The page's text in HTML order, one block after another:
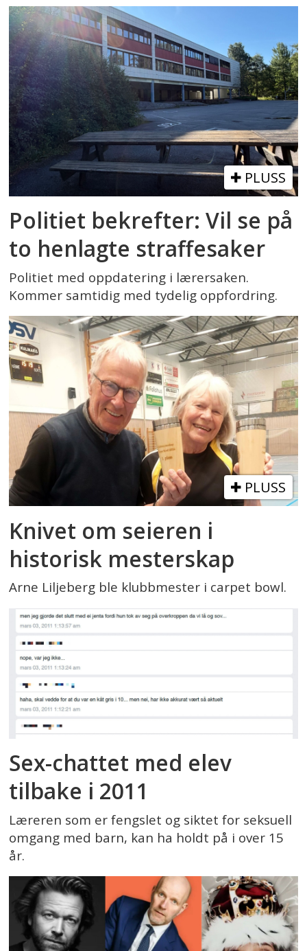
PLUSS
Politiet bekrefter: Vil se på
to henlagte straffesaker
Politiet med oppdatering i lærersaken.
Kommer samtidig med tydelig oppfordring.
PLUSS
Knivet om seieren i
historisk mesterskap
Arne Liljeberg ble klubbmester i carpet bowl.
Sex-chattet med elev
tilbake i 2011
Læreren som er fengslet og siktet for seksuell
omgang med barn, kan ha holdt på i over 15
år.